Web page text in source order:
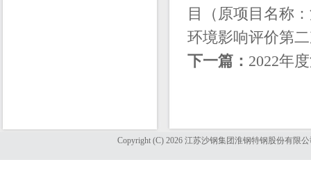
目（原项目名称
环境影响评价第
下一篇： 2022年
Copyright (C) 2026 江苏沙钢集团淮钢特钢股份有限